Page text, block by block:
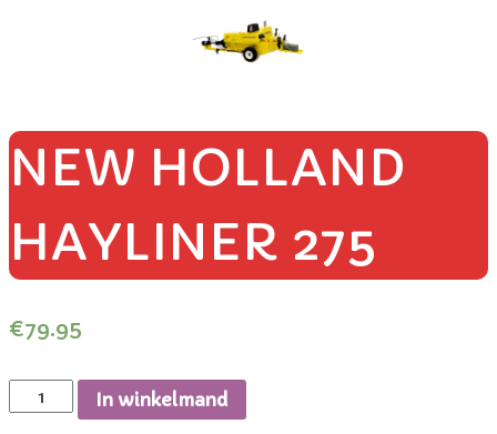
NEW HOLLAND
HAYLINER 275
€79.95
In winkelmand